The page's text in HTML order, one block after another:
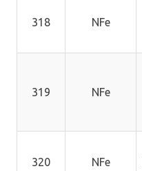
318 NFe
319 NFe
320 NFe